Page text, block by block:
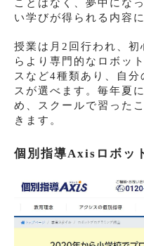
ことはなく、夢中にな
い学びが得られる内容
授業は月2回行われ、
らより専門的なロボッ
スなど4種類あり、自
スが選べます。毎年夏
め、スクールで習った
きます。
個別指導Axisロボッ